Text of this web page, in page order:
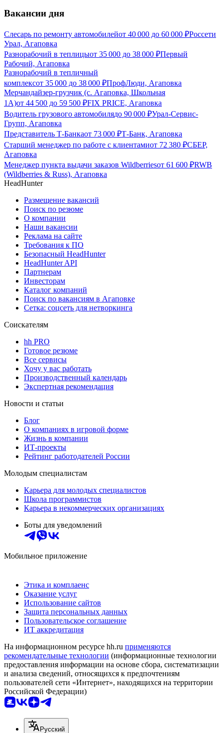
Вакансии дня
Слесарь по ремонту автомобилейот 40 000 до 60 000 ₽Россети
Урал, Агаповка
Разнорабочий в теплицыот 35 000 до 38 000 ₽Первый
Рабочий, Агаповка
Разнорабочий в тепличный
комплексот 35 000 до 38 000 ₽ПрофЛюди, Агаповка
Мерчандайзер-грузчик (с. Агаповка, Школьная
1А)от 44 500 до 59 500 ₽FIX PRICE, Агаповка
Водитель грузового автомобилядо 90 000 ₽Урал-Сервис-
Групп, Агаповка
Представитель Т-Банкаот 73 000 ₽Т-Банк, Агаповка
Старший менеджер по работе с клиентамиот 72 380 ₽СБЕР,
Агаповка
Менеджер пункта выдачи заказов Wildberriesот 61 600 ₽RWB
(Wildberries & Russ), Агаповка
HeadHunter
Размещение вакансий
Поиск по резюме
О компании
Наши вакансии
Реклама на сайте
Требования к ПО
Безопасный HeadHunter
HeadHunter API
Партнерам
Инвесторам
Каталог компаний
Поиск по вакансиям в Агаповке
Сетка: соцсеть для нетворкинга
Соискателям
hh PRO
Готовое резюме
Все сервисы
Хочу у вас работать
Производственный календарь
Экспертная рекомендация
Новости и статьи
Блог
О компаниях в игровой форме
Жизнь в компании
ИТ-проекты
Рейтинг работодателей России
Молодым специалистам
Карьера для молодых специалистов
Школа программистов
Карьера в некоммерческих организациях
Боты для уведомлений
Мобильное приложение
Этика и комплаенс
Оказание услуг
Использование сайтов
Защита персональных данных
Пользовательское соглашение
ИТ аккредитация
На информационном ресурсе hh.ru применяются
рекомендательные технологии (информационные технологии
предоставления информации на основе сбора, систематизации
и анализа сведений, относящихся к предпочтениям
пользователей сети «Интернет», находящихся на территории
Российской Федерации)
Русский